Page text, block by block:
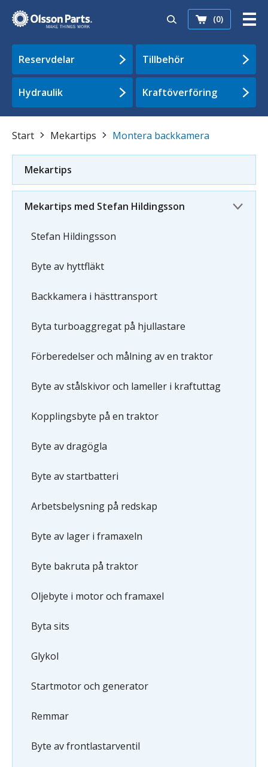
(0)
Reservdelar Tillbehör
Hydraulik Kraftöverföring
Start Mekartips Montera backkamera
Mekartips
Mekartips med Stefan Hildingsson
Stefan Hildingsson
Byte av hyttfläkt
Backkamera i hästtransport
Byta turboaggregat på hjullastare
Förberedelser och målning av en traktor
Byte av stålskivor och lameller i kraftuttag
Kopplingsbyte på en traktor
Byte av dragögla
Byte av startbatteri
Arbetsbelysning på redskap
Byte av lager i framaxeln
Byte bakruta på traktor
Oljebyte i motor och framaxel
Byta sits
Glykol
Startmotor och generator
Remmar
Byte av frontlastarventil